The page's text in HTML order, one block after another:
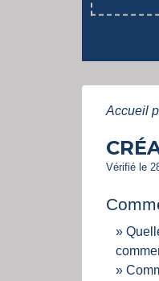
Accueil
Vérifié le